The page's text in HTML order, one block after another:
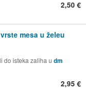
2,50 €
mesa u želeu
do isteka zaliha u dm
2,95 €